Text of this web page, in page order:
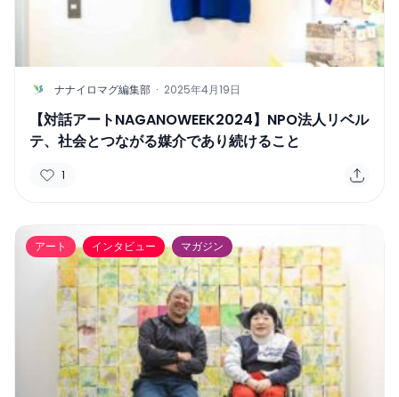
N ナナイロマグ編集部 · 2025年4月19日
【対話アートNAGANOWEEK2024】NPO法人リベル
テ、社会とつながる媒介であり続けること
1
アート インタビュー マガジン